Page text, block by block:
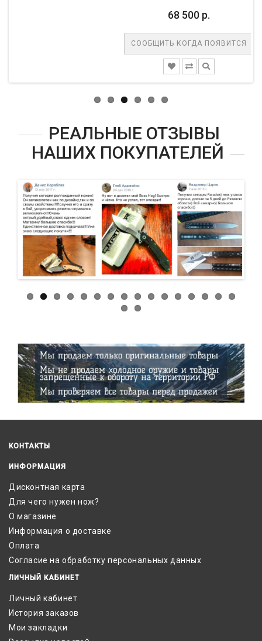
68 500 р.
СООБЩИТЬ КОГДА ПОЯВИТСЯ
РЕАЛЬНЫЕ ОТЗЫВЫ
НАШИХ ПОКУПАТЕЛЕЙ
КОНТАКТЫ
ИНФОРМАЦИЯ
Дисконтная карта
Для чего нужен нож?
О магазине
Информация о доставке
Оплата
Согласие на обработку персональных данных
ЛИЧНЫЙ КАБИНЕТ
Личный кабинет
История заказов
Мои закладки